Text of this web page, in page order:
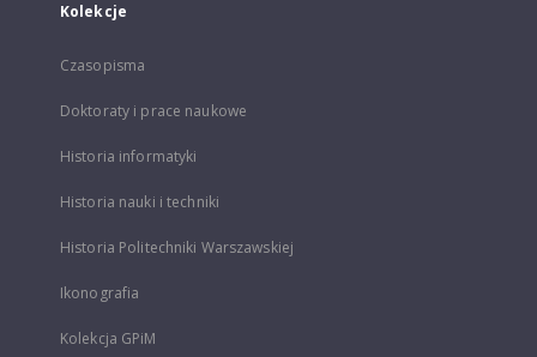
Kolekcje
Czasopisma
Doktoraty i prace naukowe
Historia informatyki
Historia nauki i techniki
Historia Politechniki Warszawskiej
Ikonografia
Kolekcja GPiM